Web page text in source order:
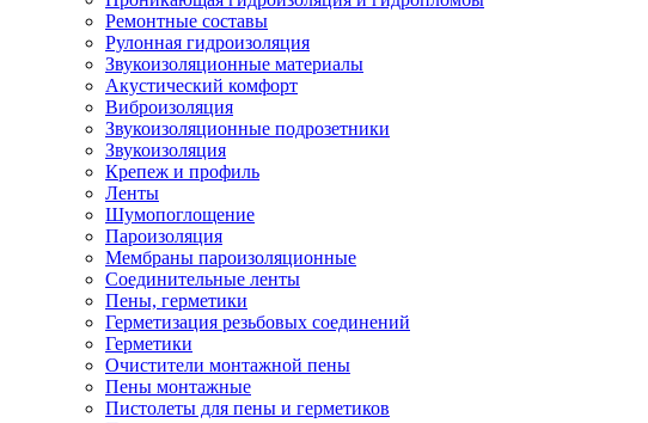
Ремонтные составы
Рулонная гидроизоляция
Звукоизоляционные материалы
Акустический комфорт
Виброизоляция
Звукоизоляционные подрозетники
Звукоизоляция
Крепеж и профиль
Ленты
Шумопоглощение
Пароизоляция
Мембраны пароизоляционные
Соединительные ленты
Пены, герметики
Герметизация резьбовых соединений
Герметики
Очистители монтажной пены
Пены монтажные
Пистолеты для пены и герметиков